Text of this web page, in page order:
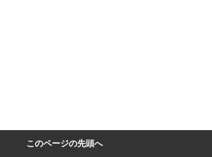
このページの先頭へ